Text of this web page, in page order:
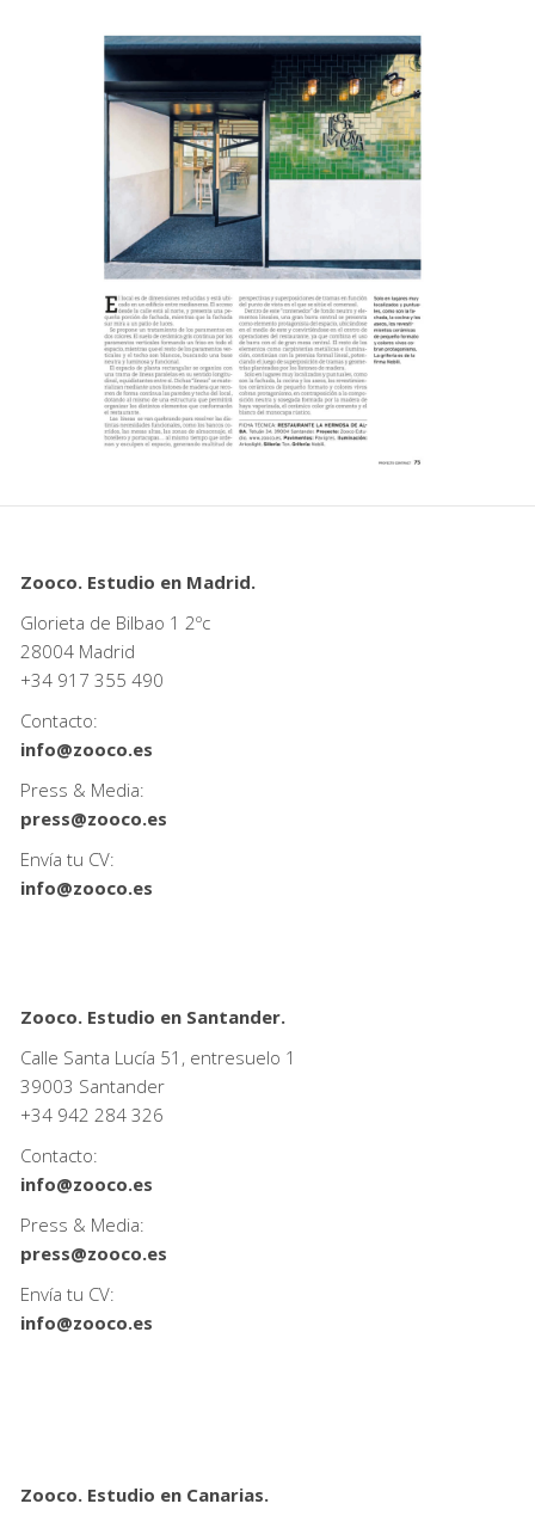
Zooco. Estudio en Madrid.
Glorieta de Bilbao 1 2ºc
28004 Madrid
+34 917 355 490
Contacto:
info@zooco.es
Press & Media:
press@zooco.es
Envía tu CV:
info@zooco.es
Zooco. Estudio en Santander.
Calle Santa Lucía 51, entresuelo 1
39003 Santander
+34 942 284 326
Contacto:
info@zooco.es
Press & Media:
press@zooco.es
Envía tu CV:
info@zooco.es
Zooco. Estudio en Canarias.